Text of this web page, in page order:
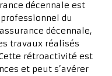
décennale est
du
décennale,
travaux réalisés
rétroactivité est
et peut s’avérer